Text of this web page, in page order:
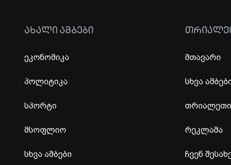
ᲐᲮᲐᲚᲘ ᲐᲛᲑᲔᲑᲘ
ეკონომიკა
პოლიტიკა
სპორტი
მსოფლიო
სხვა ამბები
მთავარი
სხვა
რეკლამა
ჩვენ